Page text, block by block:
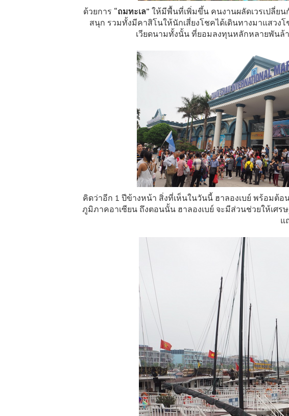
ด้วยการ “ถมทะเล” ให้มีพื้นที่เพิ่มขึ้น คนงานผลัดเวรเปลี่ย
สนุก รวมทั้งมีคาสิโนให้นักเสี่ยงโชคได้เดินทางมาแสวง
เวียดนามทั้งนั้น ที่ยอมลงทุนหลักหลายพันล้
คิดว่าอีก 1 ปีข้างหน้า สิ่งที่เห็นในวันนี้ ฮาลองเบย์ พร้อมต้
ภูมิภาคอาเซียน ถึงตอนนั้น ฮาลองเบย์ จะมีส่วนช่วยให้เศร
แ